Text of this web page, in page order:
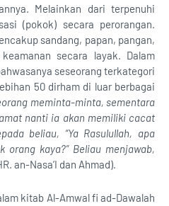
Melainkan dari terpenuhi
(pokok) secara perorangan.
sandang, papan, pangan,
secara layak. Dalam
seseorang terkategori
50 dirham di luar berbagai
meminta-minta, sementara
nanti ia akan memiliki cacat
beliau, “Ya Rasulullah, apa
orang kaya?” Beliau menjawab,
an-Nasa’I dan Ahmad).
kitab Al-Amwal fi ad-Dawalah